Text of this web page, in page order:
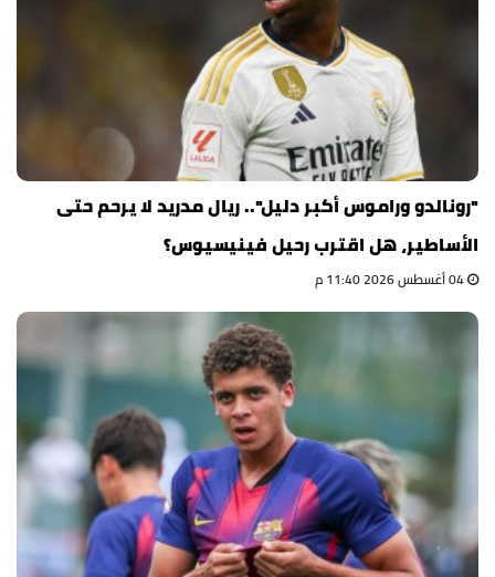
"رونالدو وراموس أكبر دليل".. ريال مدريد لا يرحم حتى
الأساطير، هل اقترب رحيل فينيسيوس؟